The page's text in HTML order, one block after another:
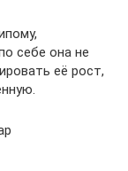
себе она не
её рост,